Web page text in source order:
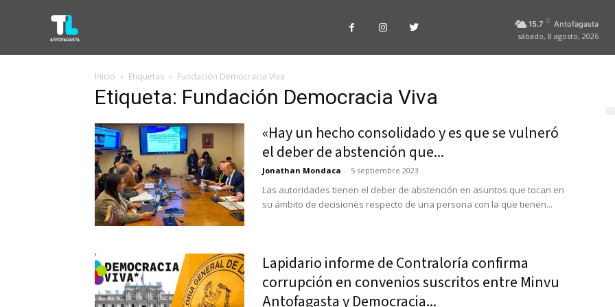
15.7 C Antofagasta
sábado, 8 agosto, 2026
Inicio Etiquetas Fundación Democracia Viva
Etiqueta: Fundación Democracia Viva
«Hay un hecho consolidado y es que se vulneró
el deber de abstención que...
Jonathan Mondaca - 5 septiembre 2023
Las autoridades tienen el deber de abstención en asuntos que tocan en
su ámbito de decisiones respecto de una persona con la que tienen...
Lapidario informe de Contraloría confirma
corrupción en convenios suscritos entre Minvu
Antofagasta y Democracia...